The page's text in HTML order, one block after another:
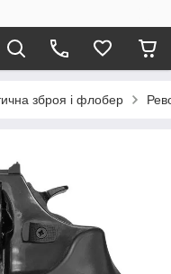
зброя і флобер